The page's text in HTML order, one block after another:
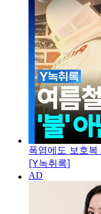
폭염에도 보호
[Y녹취록]